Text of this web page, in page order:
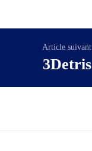
Article suivant
3Detris